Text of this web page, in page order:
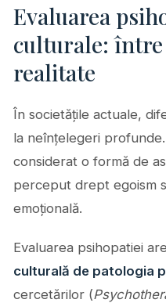
Evaluarea
culturale: între
realitate
În societățile actuale,
la neînțelegeri
considerat o formă de
perceput drept egoism
emoțională.
Evaluarea psihopatiei
culturală de patologia
cercetărilor (